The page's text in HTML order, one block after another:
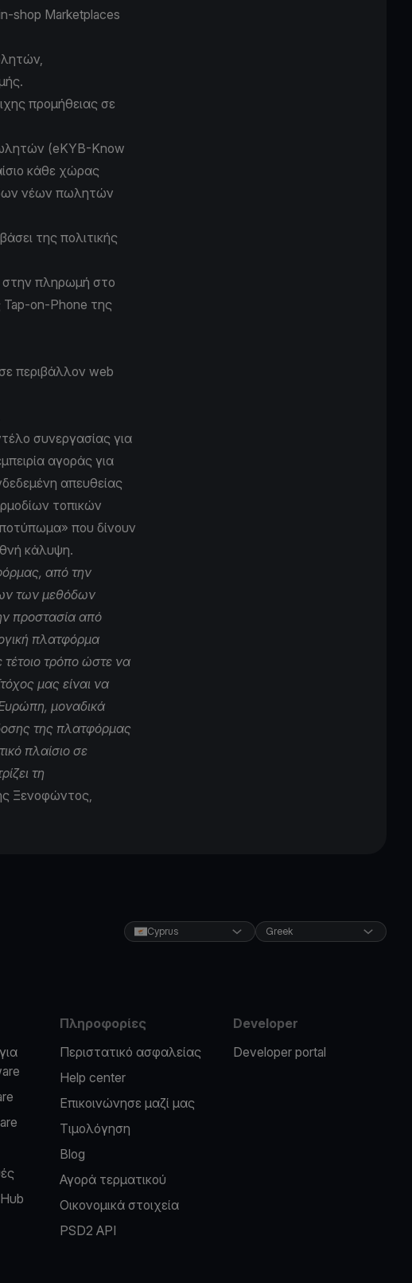
shop Μarketplaces
προμήθειας σε
(eKYB-Know
κάθε χώρας
νέων πωλητών
της πολιτικής
στην πληρωμή στο
Tap-on-Phone της
περιβάλλον web
συνεργασίας για
αγοράς για
απευθείας
τοπικών
που δίνουν
κάλυψη.
από την
των μεθόδων
προστασία από
πλατφόρμα
τρόπο ώστε να
μας είναι να
μοναδικά
της πλατφόρμας
πλαίσιο σε
τη
Ξενοφώντος,
Cyprus Greek
Πληροφορίες
Περιστατικό ασφαλείας
Help center
Επικοινώνησε μαζί μας
Τιμολόγηση
Blog
Αγορά τερματικού
Οικονομικά στοιχεία
PSD2 API
Developer
Developer portal